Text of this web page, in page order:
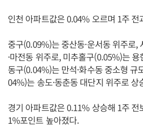
인천 아파트값은 0.04% 오르며 1주 전
중구(0.09%)는 중산동·운서동 위주로,
·마전동 위주로, 미추홀구(0.05%)는 용
동구(0.04%)는 만석·화수동 중소형 규
04%)는 송도·동춘동 대단지 위주로 상
경기 아파트값은 0.11% 상승해 1주 전
1%포인트 높아졌다.